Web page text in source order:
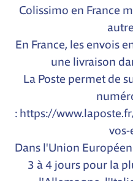
Colissimo en France
En France, les envois
une livraison
La Poste permet de
: https://
vos-
Dans l'Union
3 à 4 jours pour la